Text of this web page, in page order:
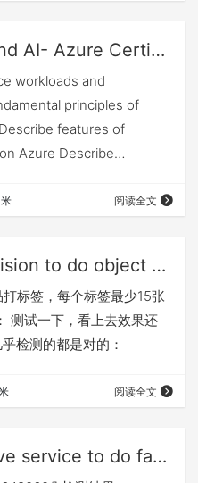
Small step in Data and AI- Azure Certificated
workloads and
principles of
features of
Azure Describe
阅读全文
Use Azure custom vision to do object detection
标签，每个标签最少15张
测试一下，看上去效果还
检测的都是对的：
阅读全文
Using Azure cognitive service to do face detection